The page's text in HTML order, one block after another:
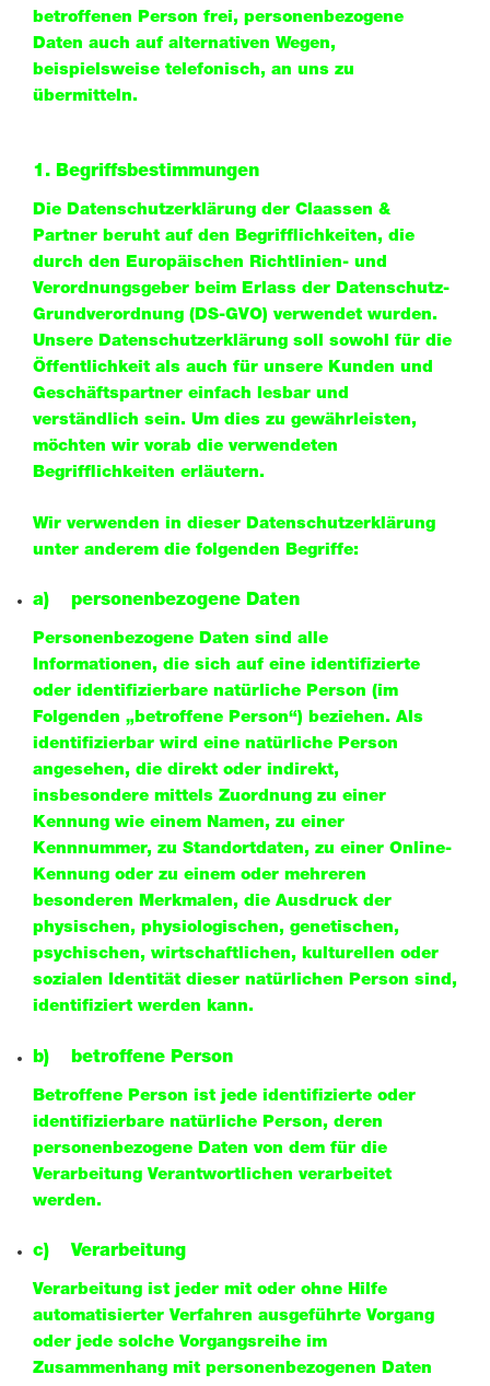
betroffenen Person frei, personenbezogene
Daten auch auf alternativen Wegen,
beispielsweise telefonisch, an uns zu
übermitteln.
1. Begriffsbestimmungen
Die Datenschutzerklärung der Claassen &
Partner beruht auf den Begrifflichkeiten, die
durch den Europäischen Richtlinien- und
Verordnungsgeber beim Erlass der Datenschutz-
Grundverordnung (DS-GVO) verwendet wurden.
Unsere Datenschutzerklärung soll sowohl für die
Öffentlichkeit als auch für unsere Kunden und
Geschäftspartner einfach lesbar und
verständlich sein. Um dies zu gewährleisten,
möchten wir vorab die verwendeten
Begrifflichkeiten erläutern.
Wir verwenden in dieser Datenschutzerklärung
unter anderem die folgenden Begriffe:
a) personenbezogene Daten
Personenbezogene Daten sind alle
Informationen, die sich auf eine identifizierte
oder identifizierbare natürliche Person (im
Folgenden „betroffene Person“) beziehen. Als
identifizierbar wird eine natürliche Person
angesehen, die direkt oder indirekt,
insbesondere mittels Zuordnung zu einer
Kennung wie einem Namen, zu einer
Kennnummer, zu Standortdaten, zu einer Online-
Kennung oder zu einem oder mehreren
besonderen Merkmalen, die Ausdruck der
physischen, physiologischen, genetischen,
psychischen, wirtschaftlichen, kulturellen oder
sozialen Identität dieser natürlichen Person sind,
identifiziert werden kann.
b) betroffene Person
Betroffene Person ist jede identifizierte oder
identifizierbare natürliche Person, deren
personenbezogene Daten von dem für die
Verarbeitung Verantwortlichen verarbeitet
werden.
c) Verarbeitung
Verarbeitung ist jeder mit oder ohne Hilfe
automatisierter Verfahren ausgeführte Vorgang
oder jede solche Vorgangsreihe im
Zusammenhang mit personenbezogenen Daten